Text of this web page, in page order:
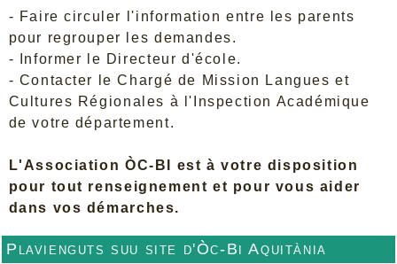
Plavienguts suu site d'Òc-Bi Aquitània
- Faire circuler l'information entre les parents
pour regrouper les demandes.
- Informer le Directeur d'école.
- Contacter le Chargé de Mission Langues et
Cultures Régionales à l'Inspection Académique
de votre département.
L'Association ÒC-BI est à votre disposition
pour tout renseignement et pour vous aider
dans vos démarches.